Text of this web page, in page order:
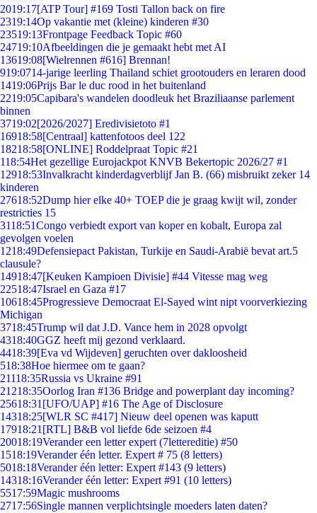
2019:17[ATP Tour] #169 Tosti Tallon back on fire
2319:14Op vakantie met (kleine) kinderen #30
23519:13Frontpage Feedback Topic #60
24719:10Afbeeldingen die je gemaakt hebt met AI
13619:08[Wielrennen #616] Brennan!
919:0714-jarige leerling Thailand schiet grootouders en leraren dood
1419:06Prijs Bar le duc rood in het buitenland
2219:05Capibara's wandelen doodleuk het Braziliaanse parlement
binnen
3719:02[2026/2027] Eredivisietoto #1
16918:58[Centraal] kattenfotoos deel 122
18218:58[ONLINE] Roddelpraat Topic #21
118:54Het gezellige Eurojackpot KNVB Bekertopic 2026/27 #1
12918:53Invalkracht kinderdagverblijf Jan B. (66) misbruikt zeker 14
kinderen
27618:52Dump hier elke 40+ TOEP die je graag kwijt wil, zonder
restricties 15
3118:51Congo verbiedt export van koper en kobalt, Europa zal
gevolgen voelen
1218:49Defensiepact Pakistan, Turkije en Saudi-Arabië bevat art.5
clausule?
14918:47[Keuken Kampioen Divisie] #44 Vitesse mag weg
22518:47Israel en Gaza #17
10618:45Progressieve Democraat El-Sayed wint nipt voorverkiezing
Michigan
3718:45Trump wil dat J.D. Vance hem in 2028 opvolgt
4318:40GGZ heeft mij gezond verklaard.
4418:39[Eva vd Wijdeven] geruchten over dakloosheid
518:38Hoe hiermee om te gaan?
21118:35Russia vs Ukraine #91
21218:35Oorlog Iran #136 Bridge and powerplant day incoming?
25618:31 [UFO/UAP] #16 The Age of Disclosure
14318:25[WLR SC #417] Nieuw deel openen was kaputt
17918:21 [RTL] B&B vol liefde 6de seizoen #4
20018:19Verander een letter expert (7lettereditie) #50
1518:19Verander één letter. Expert # 75 (8 letters)
5018:18Verander één letter: Expert #143 (9 letters)
14318:16Verander één letter: Expert #91 (10 letters)
5517:59Magic mushrooms
2717:56Single mannen verplichtsingle moeders laten daten?